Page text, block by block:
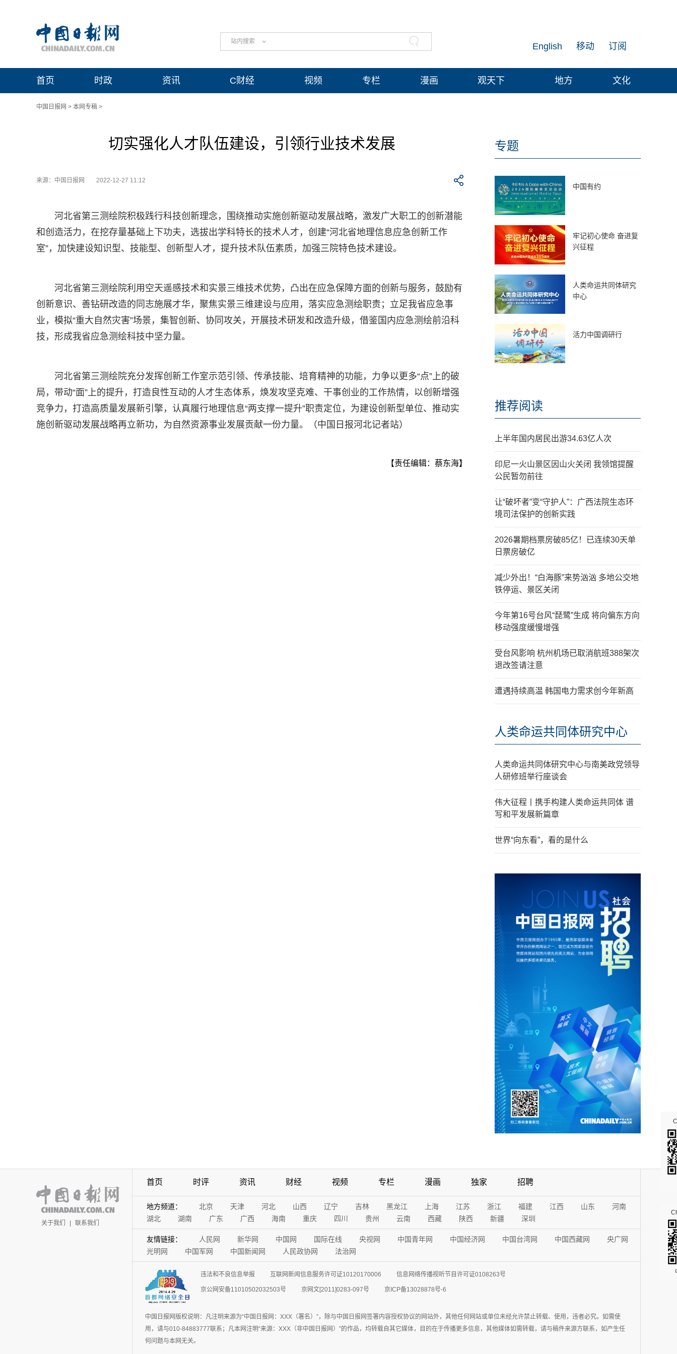
站内搜索 订阅
移动
English
首页 时政 资讯 C财经 视频 专栏 漫画 观天下 地方 文化
中国日报网 > 本网专稿 >
切实强化人才队伍建设，引领行业技术发展
来源：中国日报网 2022-12-27 11:12
河北省第三测绘院积极践行科技创新理念，围绕推动实施创新驱动发展战略，激发广大职工的创新潜能
和创造活力，在挖存量基础上下功夫，选拔出学科特长的技术人才，创建“河北省地理信息应急创新工作
室”，加快建设知识型、技能型、创新型人才，提升技术队伍素质，加强三院特色技术建设。
河北省第三测绘院利用空天遥感技术和实景三维技术优势，凸出在应急保障方面的创新与服务，鼓励有
创新意识、善钻研改造的同志施展才华，聚焦实景三维建设与应用，落实应急测绘职责；立足我省应急事
业，模拟“重大自然灾害”场景，集智创新、协同攻关，开展技术研发和改造升级，借鉴国内应急测绘前沿科
技，形成我省应急测绘科技中坚力量。
河北省第三测绘院充分发挥创新工作室示范引领、传承技能、培育精神的功能，力争以更多“点”上的破
局，带动“面”上的提升，打造良性互动的人才生态体系，焕发攻坚克难、干事创业的工作热情，以创新增强
竞争力，打造高质量发展新引擎，认真履行地理信息“两支撑一提升”职责定位，为建设创新型单位、推动实
施创新驱动发展战略再立新功，为自然资源事业发展贡献一份力量。（中国日报河北记者站）
【责任编辑：蔡东海】
专题
中国有约
牢记初心使命 奋进复
兴征程
人类命运共同体研究
中心
活力中国调研行
推荐阅读
上半年国内居民出游34.63亿人次
印尼一火山景区因山火关闭 我领馆提醒
公民暂勿前往
让“破坏者”变“守护人”：广西法院生态环
境司法保护的创新实践
2026暑期档票房破85亿！已连续30天单
日票房破亿
减少外出！“白海豚”来势汹汹 多地公交地
铁停运、景区关闭
今年第16号台风“琵鹭”生成 将向偏东方向
移动强度缓慢增强
受台风影响 杭州机场已取消航班388架次
退改签请注意
遭遇持续高温 韩国电力需求创今年新高
人类命运共同体研究中心
人类命运共同体研究中心与南美政党领导
人研修班举行座谈会
伟大征程丨携手构建人类命运共同体 谱
写和平发展新篇章
世界“向东看”，看的是什么
关于我们 | 联系我们
首页 时评 资讯 财经 视频 专栏 漫画 独家 招聘
地方频道： 北京 天津 河北 山西 辽宁 吉林 黑龙江 上海 江苏 浙江 福建 江西 山东
河南
湖北
湖南 广东 广西 海南 重庆 四川 贵州 云南 西藏 陕西 新疆 深圳
友情链接： 人民网 新华网 中国网 国际在线 央视网 中国青年网 中国经济网 中国台湾网 中国西藏网
央广网
光明网
中国军网 中国新闻网 人民政协网 法治网
违法和不良信息举报 互联网新闻信息服务许可证10120170006 信息网络传播视听节目许可证0108263号
京公网安备11010502032503号 京网文[2011]0283-097号 京ICP备13028878号-6
中国日报网版权说明：凡注明来源为“中国日报网：XXX（署名）”，除与中国日报网签署内容授权协议的网站外，其他任何网站或单位未经允许禁止转载、使用，违者必究。如需使
用，请与010-84883777联系；凡本网注明“来源：XXX（非中国日报网）”的作品，均转载自其它媒体，目的在于传播更多信息，其他媒体如需转载，请与稿件来源方联系，如产生任
何问题与本网无关。